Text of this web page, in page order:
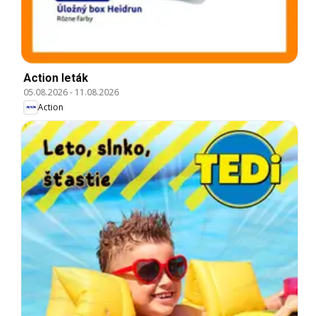
Action leták
05.08.2026- 11.08.2026
Action